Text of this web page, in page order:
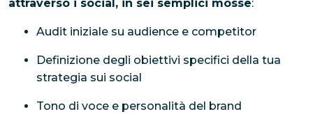
attraverso i social, in sei semplici mosse:
Audit iniziale su audience e competitor
Definizione degli obiettivi specifici della tua
strategia sui social
Tono di voce e personalità del brand